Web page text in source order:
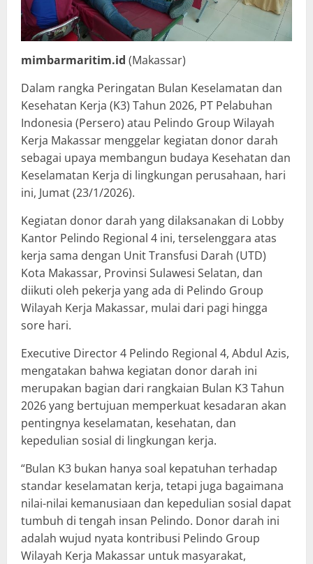
mimbarmaritim.id (Makassar)
Dalam rangka Peringatan Bulan Keselamatan dan
Kesehatan Kerja (K3) Tahun 2026, PT Pelabuhan
Indonesia (Persero) atau Pelindo Group Wilayah
Kerja Makassar menggelar kegiatan donor darah
sebagai upaya membangun budaya Kesehatan dan
Keselamatan Kerja di lingkungan perusahaan, hari
ini, Jumat (23/1/2026).
Kegiatan donor darah yang dilaksanakan di Lobby
Kantor Pelindo Regional 4 ini, terselenggara atas
kerja sama dengan Unit Transfusi Darah (UTD)
Kota Makassar, Provinsi Sulawesi Selatan, dan
diikuti oleh pekerja yang ada di Pelindo Group
Wilayah Kerja Makassar, mulai dari pagi hingga
sore hari.
Executive Director 4 Pelindo Regional 4, Abdul Azis,
mengatakan bahwa kegiatan donor darah ini
merupakan bagian dari rangkaian Bulan K3 Tahun
2026 yang bertujuan memperkuat kesadaran akan
pentingnya keselamatan, kesehatan, dan
kepedulian sosial di lingkungan kerja.
“Bulan K3 bukan hanya soal kepatuhan terhadap
standar keselamatan kerja, tetapi juga bagaimana
nilai-nilai kemanusiaan dan kepedulian sosial dapat
tumbuh di tengah insan Pelindo. Donor darah ini
adalah wujud nyata kontribusi Pelindo Group
Wilayah Kerja Makassar untuk masyarakat,